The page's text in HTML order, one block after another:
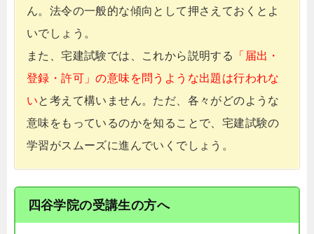
ん。法令の一般的な傾向として押さえておくとよ
いでしょう。
また、宅建試験では、これから説明する
「届出・
登録・許可」の意味を問うような出題は行われな
いと考えて構いません。ただ、各々がどのような
意味をもっているのかを知ることで、宅建試験の
学習がスムーズに進んでいくでしょう。
四谷学院の受講生の方へ